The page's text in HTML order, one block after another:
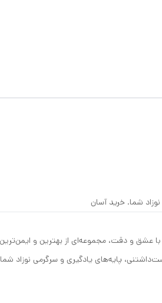
شما. خرید آسان
عشق و دقت، مجموعه‌ای از بهترین و ایمن‌ترین
پایه‌های یادگیری و سرگرمی نوزاد شما